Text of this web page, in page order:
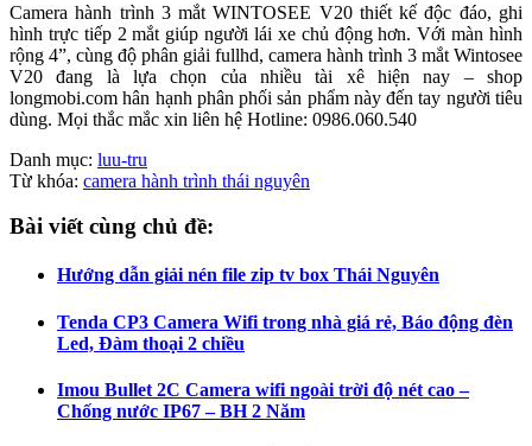
Camera hành trình 3 mắt WINTOSEE V20 thiết kế độc đáo, ghi
hình trực tiếp 2 mắt giúp người lái xe chủ động hơn. Với màn hình
rộng 4”, cùng độ phân giải fullhd, camera hành trình 3 mắt Wintosee
V20 đang là lựa chọn của nhiều tài xê hiện nay – shop
longmobi.com hân hạnh phân phối sản phẩm này đến tay người tiêu
dùng. Mọi thắc mắc xin liên hệ Hotline: 0986.060.540
Danh mục: luu-tru
Từ khóa: camera hành trình thái nguyên
Bài viết cùng chủ đề:
Hướng dẫn giải nén file zip tv box Thái Nguyên
Tenda CP3 Camera Wifi trong nhà giá rẻ, Báo động đèn
Led, Đàm thoại 2 chiều
Imou Bullet 2C Camera wifi ngoài trời độ nét cao –
Chống nước IP67 – BH 2 Năm